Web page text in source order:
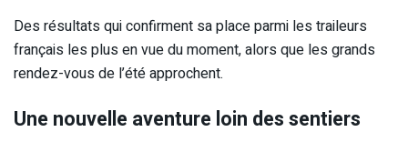
Des résultats qui confirment sa place parmi les traileurs
français les plus en vue du moment, alors que les grands
rendez-vous de l’été approchent.
Une nouvelle aventure loin des sentiers